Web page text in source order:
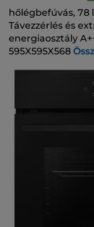
hőlégbefúvás, 78
Távezzérlés és
energiaosztály
595X595X568